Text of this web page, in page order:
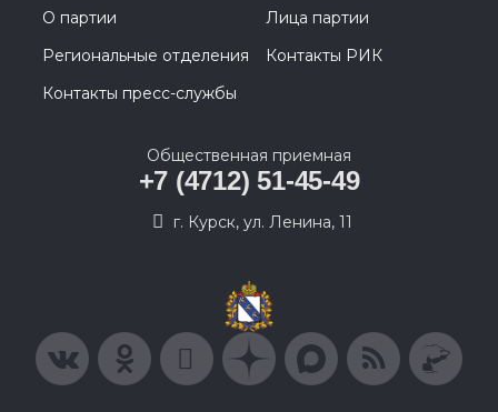
О партии
Лица партии
Региональные отделения
Контакты РИК
Контакты пресс-службы
Общественная приемная
+7 (4712) 51-45-49
г. Курск, ул. Ленина, 11